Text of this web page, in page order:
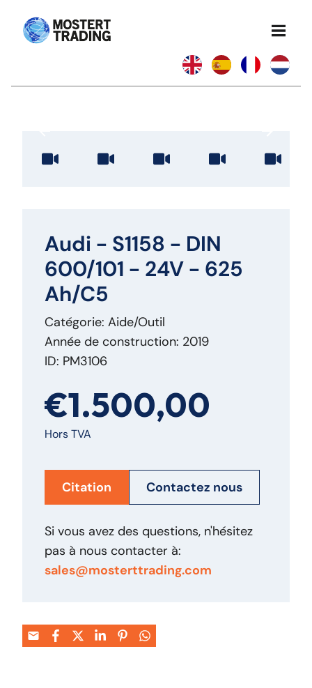
Audi - S1158 - DIN
600/101 - 24V - 625
Ah/C5
Catégorie: Aide/Outil
Année de construction: 2019
ID: PM3106
€1.500,00
Hors TVA
Citation Contactez nous
Si vous avez des questions, n'hésitez
pas à nous contacter à:
sales@mosterttrading.com